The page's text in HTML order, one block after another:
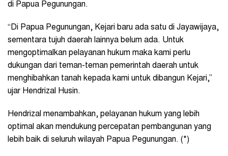
di Papua Pegunungan.
“Di Papua Pegunungan, Kejari baru ada satu di Jayawijaya,
sementara tujuh daerah lainnya belum ada. Untuk
mengoptimalkan pelayanan hukum maka kami perlu
dukungan dari teman-teman pemerintah daerah untuk
menghibahkan tanah kepada kami untuk dibangun Kejari,”
ujar Hendrizal Husin.
Hendrizal menambahkan, pelayanan hukum yang lebih
optimal akan mendukung percepatan pembangunan yang
lebih baik di seluruh wilayah Papua Pegunungan. (*)